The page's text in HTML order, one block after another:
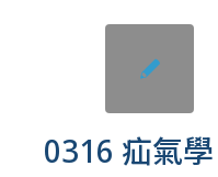
0316 疝氣